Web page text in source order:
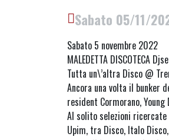
Sabato 05/11/
Sabato 5 novembre 2022
MALEDETTA DISCOTECA
Tutta un\’altra Disco @
Ancora una volta il bunker
resident Cormorano,
Al solito selezioni
Upim, tra Disco, Italo